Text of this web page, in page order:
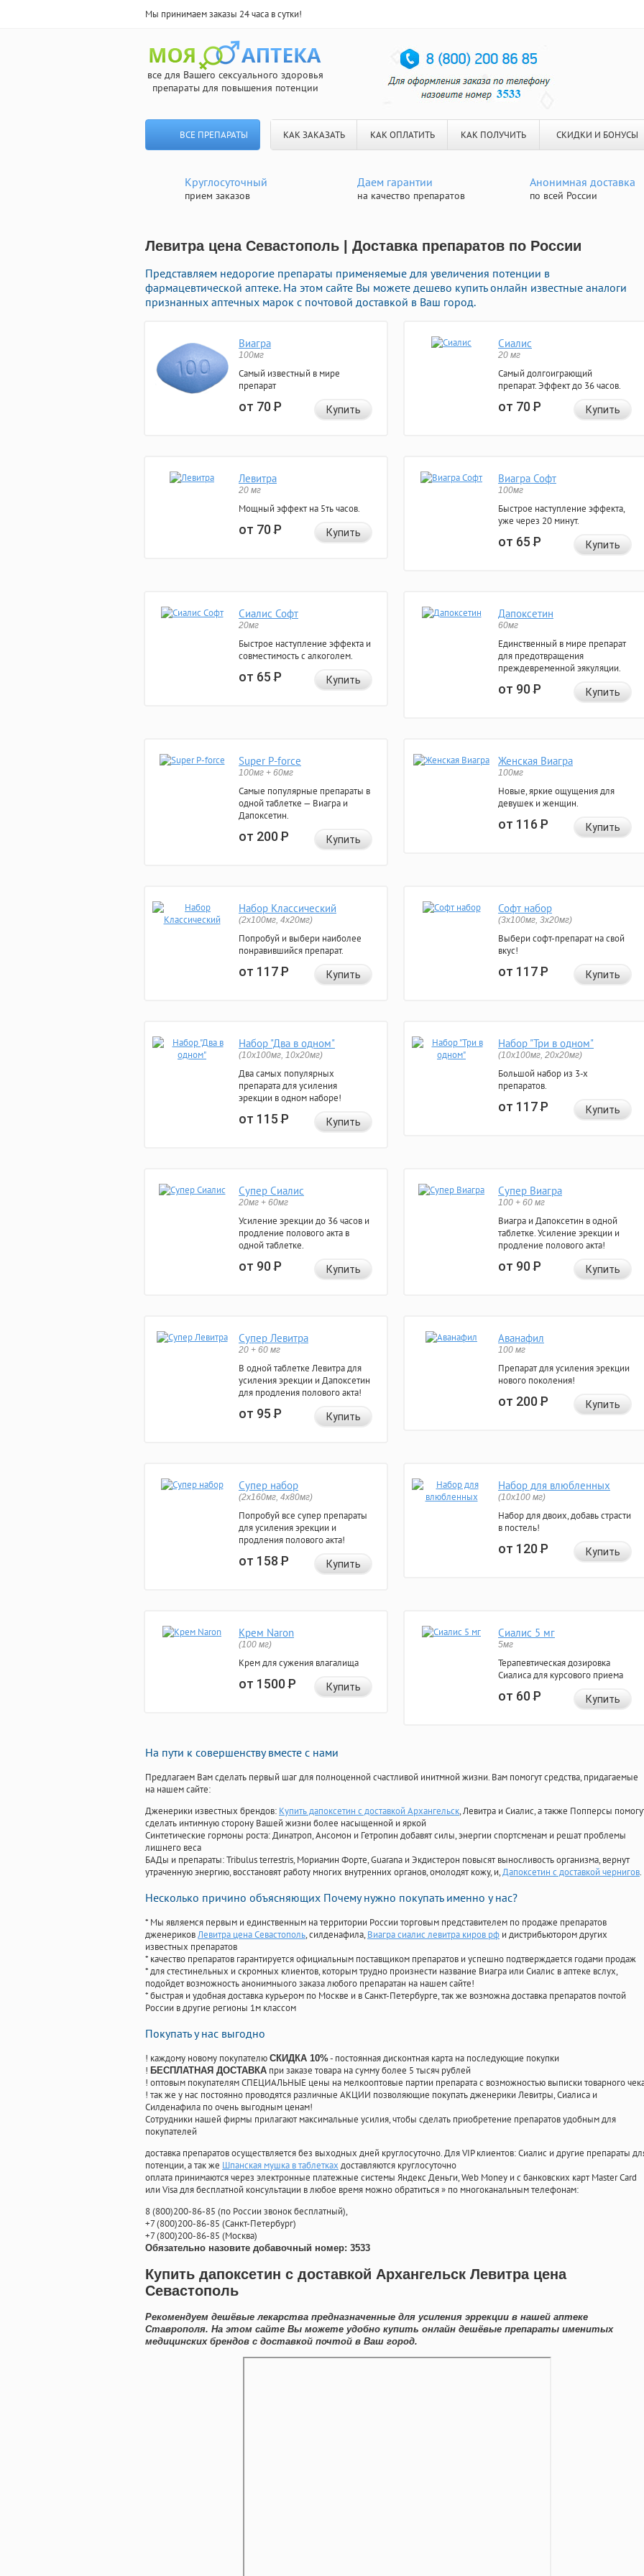
Мы принимаем заказы 24 часа в сутки!
все для Вашего сексуального здоровья
препараты для повышения потенции
ВСЕ ПРЕПАРАТЫ КАК ЗАКАЗАТЬ КАК ОПЛАТИТЬ КАК ПОЛУЧИТЬ СКИДКИ И БОНУСЫ
Круглосуточный
прием заказов
Даем гарантии
на качество препаратов
Анонимная доставка
по всей России
Левитра цена Севастополь | Доставка препаратов по России
Представляем недорогие препараты применяемые для увеличения потенции в
фармацевтической аптеке. На этом сайте Вы можете дешево купить онлайн известные аналоги
признанных аптечных марок с почтовой доставкой в Ваш город.
Виагра
100мг
Самый известный в мире
препарат
от 70Р Купить
Сиалис
20 мг
Самый долгоиграющий
препарат. Эффект до 36 часов.
от 70Р Купить
Левитра
20 мг
Мощный эффект на 5ть часов.
от 70Р Купить
Виагра Софт
100мг
Быстрое наступление эффекта,
уже через 20 минут.
от 65Р Купить
Сиалис Софт
20мг
Быстрое наступление эффекта и
совместимость с алкоголем.
от 65Р Купить
Дапоксетин
60мг
Единственный в мире препарат
для предотвращения
преждевременной эякуляции.
от 90Р Купить
Super P-force
100мг + 60мг
Самые популярные препараты в
одной таблетке — Виагра и
Дапоксетин.
от 200Р Купить
Женская Виагра
100мг
Новые, яркие ощущения для
девушек и женщин.
от 116Р Купить
Набор Классический
(2x100мг, 4x20мг)
Попробуй и выбери наиболее
понравившийся препарат.
от 117Р Купить
Софт набор
(3x100мг, 3x20мг)
Выбери софт-препарат на свой
вкус!
от 117Р Купить
Набор "Два в одном"
(10x100мг, 10x20мг)
Два самых популярных
препарата для усиления
эрекции в одном наборе!
от 115Р Купить
Набор "Три в одном"
(10x100мг, 20x20мг)
Большой набор из 3-х
препаратов.
от 117Р Купить
Супер Сиалис
20мг + 60мг
Усиление эрекции до 36 часов и
продление полового акта в
одной таблетке.
от 90Р Купить
Супер Виагра
100 + 60 мг
Виагра и Дапоксетин в одной
таблетке. Усиление эрекции и
продление полового акта!
от 90Р Купить
Супер Левитра
20 + 60 мг
В одной таблетке Левитра для
усиления эрекции и Дапоксетин
для продления полового акта!
от 95Р Купить
Аванафил
100 мг
Препарат для усиления эрекции
нового поколения!
от 200Р Купить
Супер набор
(2х160мг, 4х80мг)
Попробуй все супер препараты
для усиления эрекции и
продления полового акта!
от 158Р Купить
Набор для влюбленных
(10х100 мг)
Набор для двоих, добавь страсти
в постель!
от 120Р Купить
Крем Naron
(100 мг)
Крем для сужения влагалища
от 1500Р Купить
Сиалис 5 мг
5мг
Терапевтическая дозировка
Сиалиса для курсового приема
от 60Р Купить
На пути к совершенству вместе с нами
Предлагаем Вам сделать первый шаг для полноценной счастливой инитмной жизни. Вам помогут средства, придагаемые
на нашем сайте:
Дженерики известных брендов: Купить дапоксетин с доставкой Архангельск, Левитра и Сиалис, а также Попперсы
сделать интимную сторону Вашей жизни более насыщенной и яркой
Синтетические гормоны роста: Динатроп, Ансомон и Гетропин добавят силы, энергии спортсменам и решат проблемы
лишнего веса
БАДы и препараты:Tribulus terrestris, Мориамин Форте, Guarana и Экдистерон повысят выносливость организма, вернут
утраченную энергию, восстановят работу многих внутренних органов, омолодят кожу, и,Дапоксетин с доставкой чернигов.
Несколько причино объясняющих Почему нужно покупать именно у нас?
* Мы являемся первым и единственным на территории России торговым представителем по продаже препаратов
дженериковЛевитра цена Севастополь, силденафила, Виагра сиалис левитра киров рф и дистрибьютором других
известных препаратов
* качество препаратов гарантируется официальным поставщиком препаратов и успешно подтверждается годами продаж
* для стестинельных и скромных клиентов, которым трудно произнести название Виагра или Сиалис в аптеке вслух,
подойдет возможность анонимныого заказа любого препаратан на нашем сайте!
* быстрая и удобная доставка курьером по Москве и в Санкт-Петербурге, так же возможна доставка препаратов почтой
России в другие регионы 1м классом
Покупать у нас выгодно
! каждому новому покупателю СКИДКА 10%- постоянная дисконтная карта на последующие покупки
! БЕСПЛАТНАЯ ДОСТАВКА при заказе товара на сумму более 5 тысяч рублей
! оптовым покупателям СПЕЦИАЛЬНЫЕ цены на мелкооптовые партии препарата с возможностью выписки товарного
! так же у нас постоянно проводятся различные АКЦИИ позволяющие покупать дженерики Левитры, Сиалиса и
Силденафила по очень выгодным ценам!
Cотрудники нашей фирмы прилагают максимальные усилия, чтобы сделать приобретение препаратов удобным для
покупателей
доставка препаратов осуществляется без выходных дней круглосуточно. Для VIP клиентов: Сиалис и другие препараты
потенции, а так же Шпанская мушка в таблетках доставляются круглосуточно
оплата принимаются через электронные платежные системы Яндекс Деньги, Web Money и с банковских карт Master Card
или Visa для бесплатной консультации в любое время можно обратиться» по многоканальным телефонам:
8(800)200-86-85 (по России звонок бесплатный),
+7(800)200-86-85 (Санкт-Петербург)
+7(800)200-86-85 (Москва)
Обязательно назовите добавочный номер: 3533
Купить дапоксетин с доставкой Архангельск Левитра цена
Севастополь
Рекомендуем дешёвые лекарства предназначенные для усиления эррекции в нашей аптеке
Ставрополя. На этом сайте Вы можете удобно купить онлайн дешёвые препараты именитых
медицинских брендов с доставкой почтой в Ваш город.